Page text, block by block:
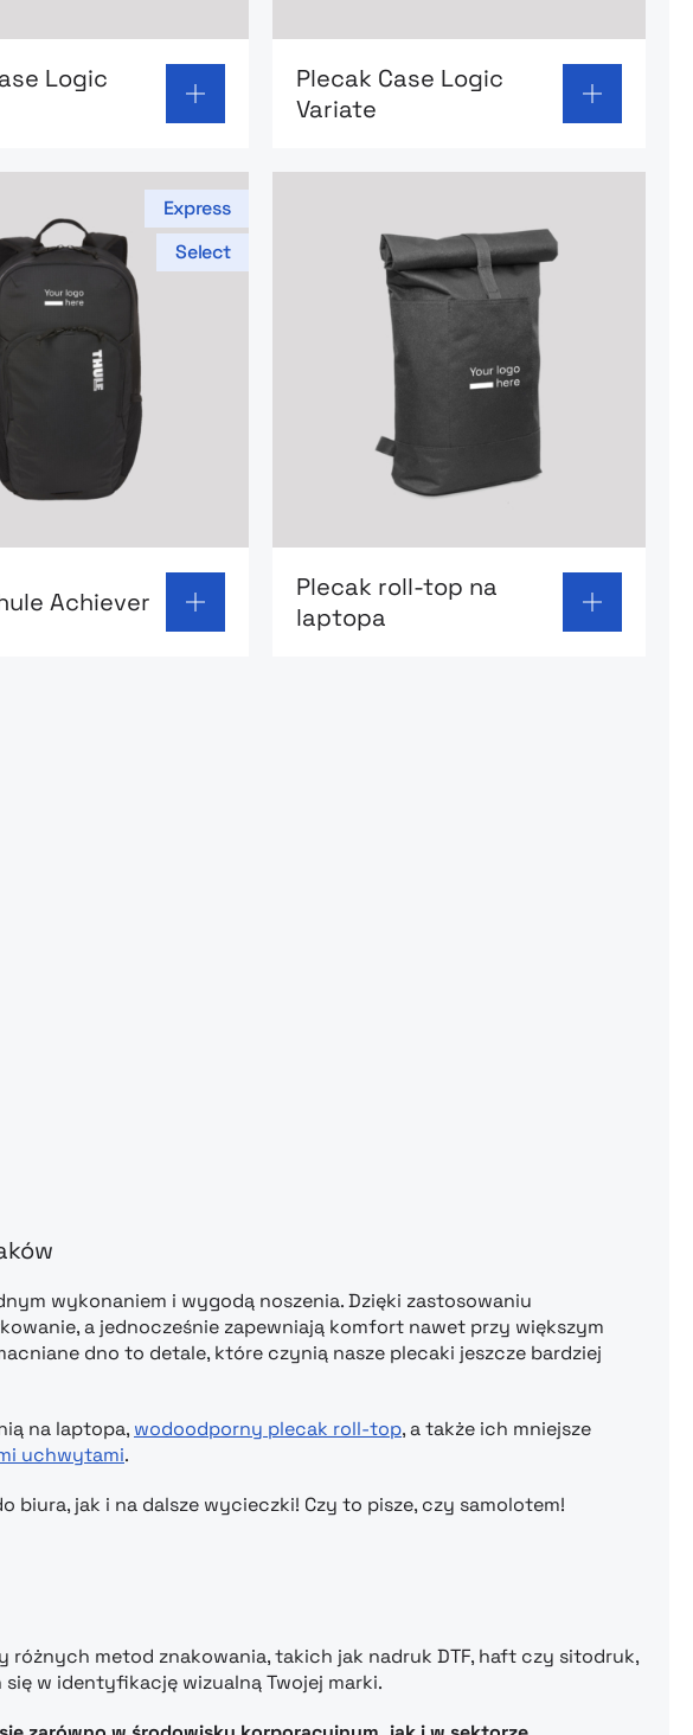
Logic
Plecak Case Logic
Variate
Express
Select
Achiever
Plecak roll-top na
laptopa
wykonaniem i wygodą noszenia. Dzięki zastosowaniu
a jednocześnie zapewniają komfort nawet przy większym
dno to detale, które czynią nasze plecaki jeszcze bardziej
na laptopa, wodoodporny plecak roll-top, a także ich mniejsze
uchwytami.
biura, jak i na dalsze wycieczki! Czy to pisze, czy samolotem!
metod znakowania, takich jak nadruk DTF, haft czy sitodruk,
w identyfikację wizualną Twojej marki.